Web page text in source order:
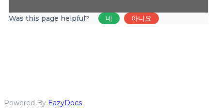
Was this page helpful? 네 아니요
Powered By EazyDocs